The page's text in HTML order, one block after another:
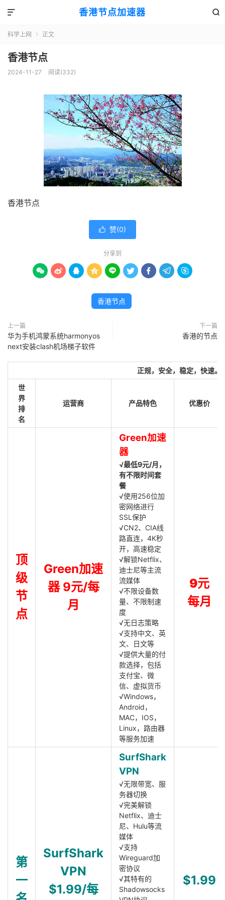
香港节点加速器 

科学上网  正文
香港节点
2024-11-27 阅读(332)
香港节点
 赞(0)
分享到
        
香港节点
上一篇
华为手机鸿蒙系统harmonyos
next安装clash机场梯子软件
下一篇
香港的节点
正规，安全，稳定，快速。
世
界
排
名
运营商 产品特色 优惠价
顶
级
节
点
Green加速
器 9元/每
月
Green加速
器
√最低9元/月，
有不限时间套
餐
√使用256位加
密网络进行
SSL保护
√CN2、CIA线
路直连，4K秒
开，高速稳定
√解锁Netflix、
迪士尼等主流
流媒体
√不限设备数
量、不限制速
度
√无日志策略
√支持中文、英
文、日文等
√提供大量的付
款选择，包括
支付宝、微
信、虚拟货币
√Windows，
Android，
MAC，IOS，
Linux，路由器
等服务加速
9元
每月
第
一
SurfShark
VPN
$1.99/每
SurfShark
VPN
√无限带宽、服
务器切换
√完美解锁
Netflix、迪士
尼、Hulu等流
媒体
√支持
Wireguard加
密协议
√其特有的
Shadowsocks
$1.99